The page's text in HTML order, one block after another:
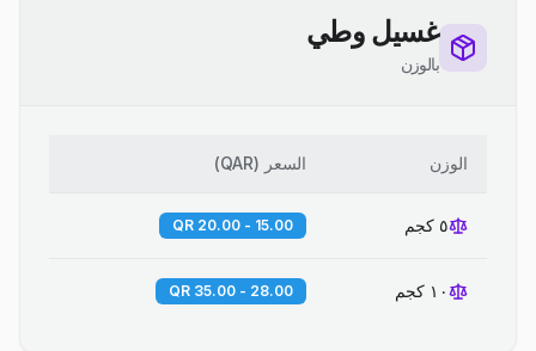
غسيل وطي
بالوزن
الوزن السعر (
QAR
)
٥ كجم 15.00 - 20.00 QR
١٠ كجم 28.00 - 35.00 QR